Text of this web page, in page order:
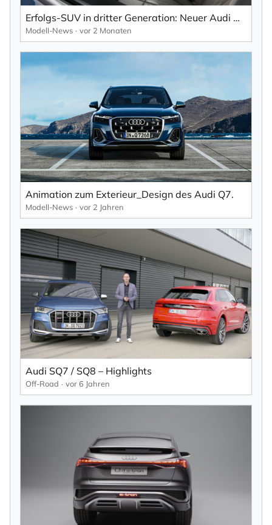
Erfolgs-SUV in dritter Generation: Neuer Audi Q7 kombiniert Vielseitigkeit und Performance.
Modell-News vor 2 Monaten
Animation zum Exterieur_Design des Audi Q7.
Modell-News vor 2 Jahren
Audi SQ7 / SQ8 – Highlights
Off-Road vor 6 Jahren
NEWSLETTER ABONNIEREN ×
Ihre E-Mail-Adresse
Ich willige in den Empfang des Newsletters ein,